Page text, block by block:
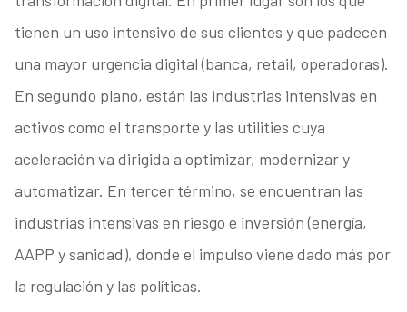
tienen un uso intensivo de sus clientes y que padecen
una mayor urgencia digital (banca, retail, operadoras).
En segundo plano, están las industrias intensivas en
activos como el transporte y las utilities cuya
aceleración va dirigida a optimizar, modernizar y
automatizar. En tercer término, se encuentran las
industrias intensivas en riesgo e inversión (energía,
AAPP y sanidad), donde el impulso viene dado más por
la regulación y las políticas.